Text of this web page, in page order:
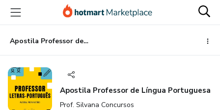
para
conteúdo
principal
para
pagamento
para
rodapé
Apostila Professor de Língua Portuguesa
Apostila Professor de Língua Portuguesa
Prof. Silvana Concursos